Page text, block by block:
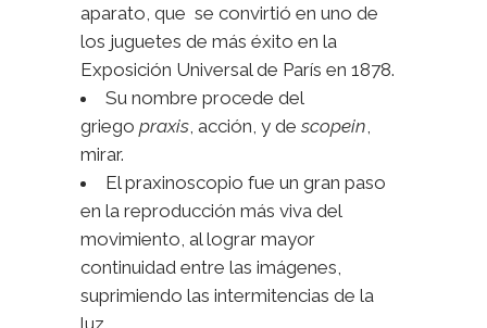
aparato, que se convirtió en uno de
los juguetes de más éxito en la
Exposición Universal de París en 1878.
Su nombre procede del
griego praxis , acción, y descopein
mirar.
El praxinoscopio fue un gran paso
en la reproducción más viva del
movimiento, al lograr mayor
continuidad entre las imágenes,
suprimiendo las intermitencias de la
luz.